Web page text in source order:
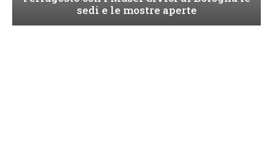
sedi e le mostre aperte